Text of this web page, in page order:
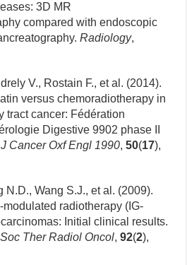
3D MR
compared with endoscopic
Radiology,
V., Rostain F., et al. (2014).
versus chemoradiotherapy in
tract cancer: Fédération
Digestive 9902 phase II
Cancer Oxf Engl 1990,50(17),
Wang S.J., et al. (2009).
modulated radiotherapy (IG-
Initial clinical results.
Ther Radiol Oncol,92(2),